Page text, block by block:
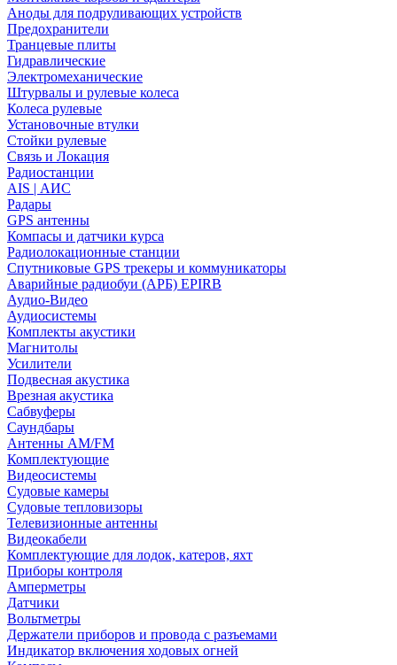
Аноды для подруливающих устройств
Предохранители
Транцевые плиты
Гидравлические
Электромеханические
Штурвалы и рулевые колеса
Колеса рулевые
Установочные втулки
Стойки рулевые
Связь и Локация
Радиостанции
AIS | АИС
Радары
GPS антенны
Компасы и датчики курса
Радиолокационные станции
Спутниковые GPS трекеры и коммуникаторы
Аварийные радиобуи (АРБ) EPIRB
Аудио-Видео
Аудиосистемы
Комплекты акустики
Магнитолы
Усилители
Подвесная акустика
Врезная акустика
Сабвуферы
Саундбары
Антенны AM/FM
Комплектующие
Видеосистемы
Судовые камеры
Cудовые тепловизоры
Телевизионные антенны
Видеокабели
Комплектующие для лодок, катеров, яхт
Приборы контроля
Амперметры
Датчики
Вольтметры
Держатели приборов и провода с разъемами
Индикатор включения ходовых огней